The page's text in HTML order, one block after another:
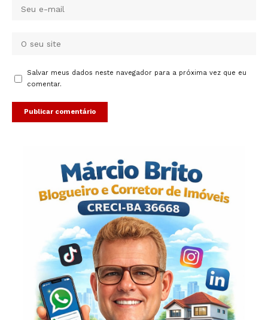
Salvar meus dados neste navegador para a próxima vez que eu
comentar.